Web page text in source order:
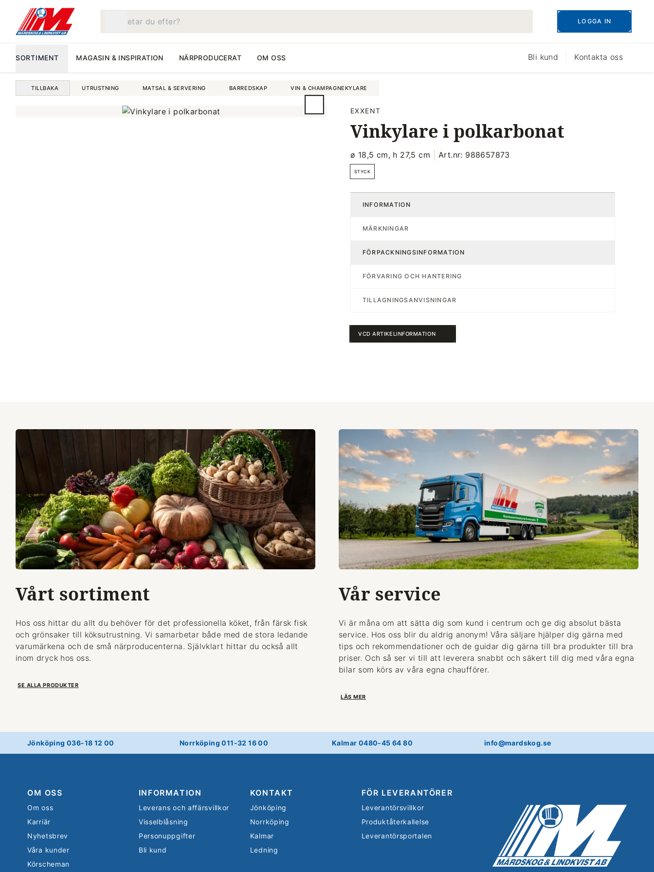
LOGGA IN
SORTIMENT MAGASIN & INSPIRATION NÄRPRODUCERAT OM OSS Bli kund Kontakta oss
TILLBAKA UTRUSTNING MATSAL & SERVERING BARREDSKAP VIN & CHAMPAGNEKYLARE
EXXENT
Vinkylare i polkarbonat
ø 18,5 cm, h 27,5 cm Art.nr: 988657873
STYCK
INFORMATION
MÄRKNINGAR
FÖRPACKNINGSINFORMATION
FÖRVARING OCH HANTERING
TILLAGNINGSANVISNINGAR
VCD ARTIKELINFORMATION
Vårt sortiment
Hos oss hittar du allt du behöver för det professionella köket, från färsk fisk
och grönsaker till köksutrustning. Vi samarbetar både med de stora ledande
varumärkena och de små närproducenterna. Självklart hittar du också allt
inom dryck hos oss.
SE ALLA PRODUKTER
Vår service
Vi är måna om att sätta dig som kund i centrum och ge dig absolut bästa
service. Hos oss blir du aldrig anonym! Våra säljare hjälper dig gärna med
tips och rekommendationer och de guidar dig gärna till bra produkter till bra
priser. Och så ser vi till att leverera snabbt och säkert till dig med våra egna
bilar som körs av våra egna chaufförer.
LÄS MER
Jönköping 036-18 12 00 Norrköping 011-32 16 00 Kalmar 0480-45 64 80 info@mardskog.se
OM OSS
Om oss
Karriär
Nyhetsbrev
Våra kunder
Körscheman
INFORMATION
Leverans och affärsvillkor
Visselblåsning
Personuppgifter
Bli kund
KONTAKT
Jönköping
Norrköping
Kalmar
Ledning
FÖR LEVERANTÖRER
Leverantörsvillkor
Produktåterkallelse
Leverantörsportalen